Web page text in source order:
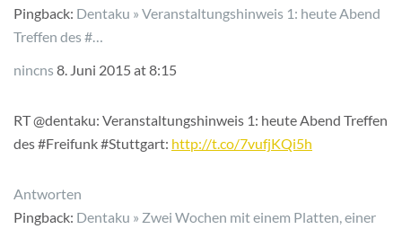
Pingback: Dentaku » Veranstaltungshinweis 1: heute Abend
Treffen des #…
nincns8. Juni 2015 at 8:15
RT @dentaku: Veranstaltungshinweis 1: heute Abend Treffen
des #Freifunk #Stuttgart: http://t.co/7vufjKQi5h
Antworten
Pingback: Dentaku » Zwei Wochen mit einem Platten, einer